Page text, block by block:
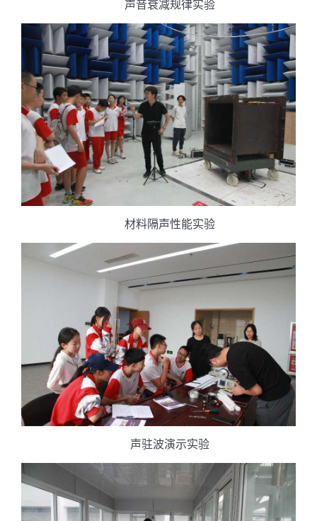
声音衰减规律实验
材料隔声性能实验
声驻波演示实验